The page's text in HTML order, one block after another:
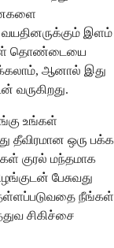
வயதினருக்கும் இளம்
தொண்டையை
ஆனால் இது
வருகிறது.
உங்கள்
தீவிரமான ஒரு பக்க
குரல் மந்தமாக
பேசுவது
தள்ளப்படுவதை நீங்கள்
சிகிச்சை